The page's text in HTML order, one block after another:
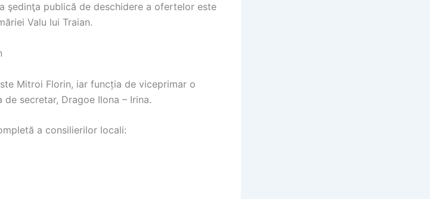
şedinţa publică de deschidere a ofertelor este
Valu lui Traian.
Mitroi Florin, iar funcția de viceprimar o
secretar, Dragoe Ilona – Irina.
a consilierilor locali: